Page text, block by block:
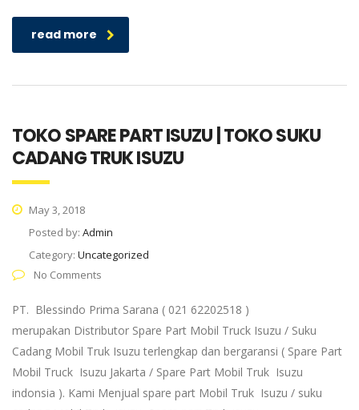
read more
TOKO SPARE PART ISUZU | TOKO SUKU
CADANG TRUK ISUZU
May 3, 2018
Posted by: Admin
Category: Uncategorized
No Comments
PT. Blessindo Prima Sarana ( 021 62202518 )
merupakan Distributor Spare Part Mobil Truck Isuzu / Suku
Cadang Mobil Truk Isuzu terlengkap dan bergaransi ( Spare Part
Mobil Truck Isuzu Jakarta / Spare Part Mobil Truk Isuzu
indonsia ). Kami Menjual spare part Mobil Truk Isuzu / suku